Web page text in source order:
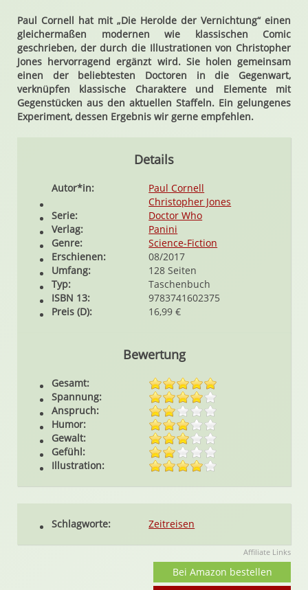
Paul Cornell hat mit „Die Herolde der Vernichtung“ einen
gleichermaßen modernen wie klassischen Comic
geschrieben, der durch die Illustrationen von Christopher
Jones hervorragend ergänzt wird. Sie holen gemeinsam
einen der beliebtesten Doctoren in die Gegenwart,
verknüpfen klassische Charaktere und Elemente mit
Gegenstücken aus den aktuellen Staffeln. Ein gelungenes
Experiment, dessen Ergebnis wir gerne empfehlen.
Details
Autor*in:
Paul Cornell
Christopher Jones
Serie:
Doctor Who
Verlag:
Panini
Genre:
Science-Fiction
Erschienen:
08/2017
Umfang:
128 Seiten
Typ:
Taschenbuch
ISBN 13:
9783741602375
Preis (D):
16,99 €
Bewertung
Gesamt:
Spannung:
Anspruch:
Humor:
Gewalt:
Gefühl:
Illustration:
Schlagworte: Zeitreisen
Affiliate Links
Bei Amazon bestellen